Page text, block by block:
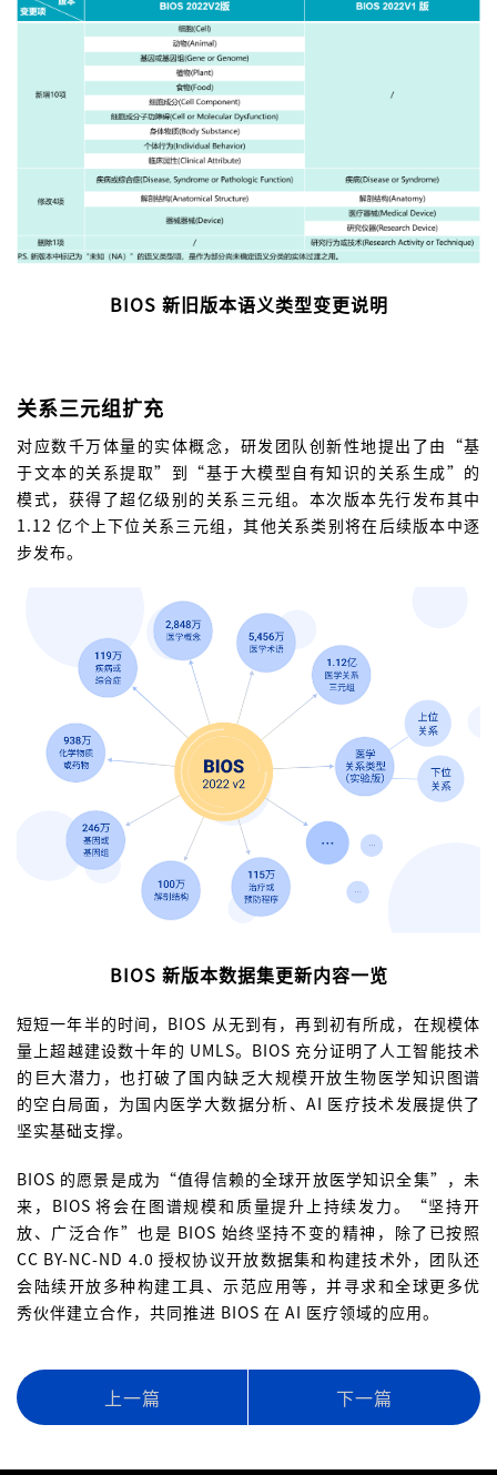
BIOS 新旧版本语义类型变更说明
关系三元组扩充
对应数千万体量的实体概念，研发团队创新性地提出了由“基
于文本的关系提取”到“基于大模型自有知识的关系生成”的
模式，获得了超亿级别的关系三元组。本次版本先行发布其中
1.12 亿个上下位关系三元组，其他关系类别将在后续版本中逐
步发布。
BIOS 新版本数据集更新内容一览
短短一年半的时间，BIOS 从无到有，再到初有所成，在规模体
量上超越建设数十年的 UMLS。BIOS 充分证明了人工智能技术
的巨大潜力，也打破了国内缺乏大规模开放生物医学知识图谱
的空白局面，为国内医学大数据分析、AI 医疗技术发展提供了
坚实基础支撑。
BIOS 的愿景是成为“值得信赖的全球开放医学知识全集”，未
来，BIOS 将会在图谱规模和质量提升上持续发力。“坚持开
放、广泛合作”也是 BIOS 始终坚持不变的精神，除了已按照
CC BY-NC-ND 4.0 授权协议开放数据集和构建技术外，团队还
会陆续开放多种构建工具、示范应用等，并寻求和全球更多优
秀伙伴建立合作，共同推进 BIOS 在 AI 医疗领域的应用。
上一篇 下一篇